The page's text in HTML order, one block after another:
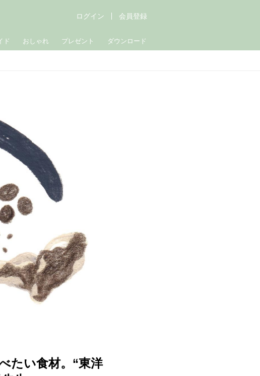
ド おしゃれ プレゼント ダウンロード
ログイン 会員登録
たい食材。“東洋